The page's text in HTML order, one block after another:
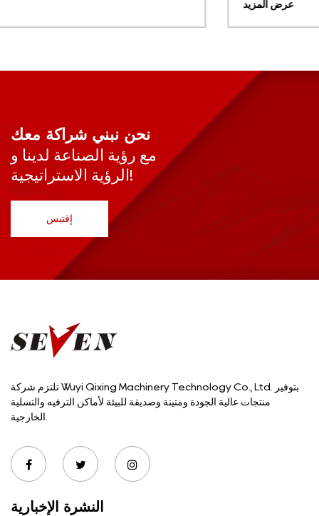
نحن نبني شراكة معك
مع رؤية الصناعة لدينا و
الرؤية الاستراتيجية!
إقتبس
تلتزم شركة Wuyi Qixing Machinery Technology Co., Ltd. بتوفير
منتجات عالية الجودة ومتينة وصديقة للبيئة لأماكن الترفيه والتسلية
النشرة الإخبارية